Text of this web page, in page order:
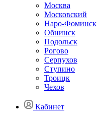
Москва
Московский
Наро-Фоминск
Обнинск
Подольск
Рогово
Серпухов
Ступино
Троицк
Чехов
Кабинет